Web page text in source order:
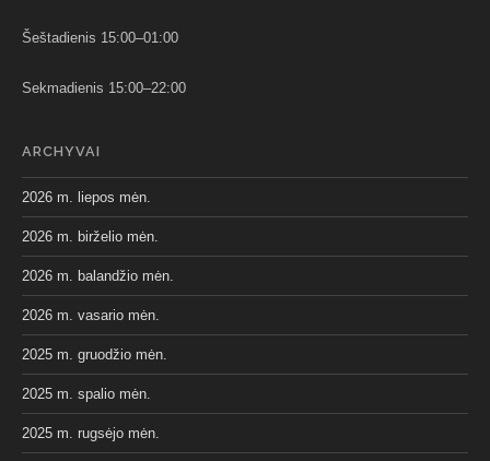
Šeštadienis 15:00–01:00
Sekmadienis 15:00–22:00
ARCHYVAI
2026 m. liepos mėn.
2026 m. birželio mėn.
2026 m. balandžio mėn.
2026 m. vasario mėn.
2025 m. gruodžio mėn.
2025 m. spalio mėn.
2025 m. rugsėjo mėn.